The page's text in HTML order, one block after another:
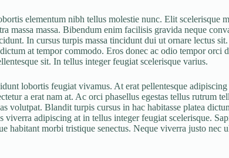
elementum nibh tellus molestie nunc. Elit
massa massa. Bibendum enim facilisis gravida neque
In cursus turpis massa tincidunt dui ut ornare lectus
at tempor commodo. Eros donec ac odio tempor orci
sit. In tellus integer feugiat scelerisque varius.
lobortis feugiat vivamus. At erat pellentesque
a erat nam at. Ac orci phasellus egestas tellus rutrum
volutpat. Blandit turpis cursus in hac habitasse platea
viverra adipiscing at in tellus integer feugiat scelerisque.
habitant morbi tristique senectus. Neque viverra justo